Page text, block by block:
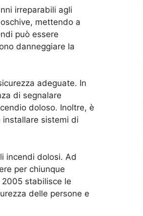
irreparabili agli
mettendo a
può essere
danneggiare la
adeguate. In
di segnalare
doloso. Inoltre, è
installare sistemi di
incendi dolosi. Ad
per chiunque
stabilisce le
delle persone e